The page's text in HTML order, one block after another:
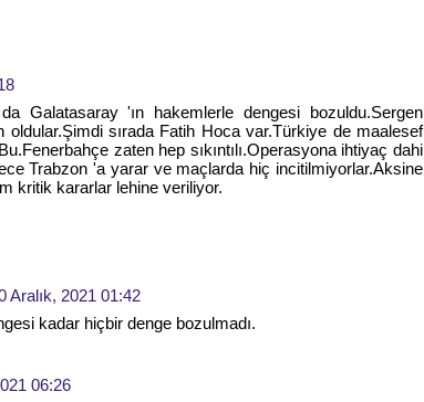
Galatasaray 'ın hakemlerle dengesi bozuldu.Sergen
oldular.Şimdi sırada Fatih Hoca var.Türkiye de maalesef
zaten hep sıkıntılı.Operasyona ihtiyaç dahi
Trabzon 'a yarar ve maçlarda hiç incitilmiyorlar.Aksine
kritik kararlar lehine veriliyor.
Aralık, 2021 01:42
kadar hiçbir denge bozulmadı.
06:26